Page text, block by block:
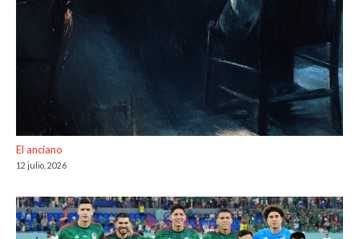
El anciano
12 julio, 2026